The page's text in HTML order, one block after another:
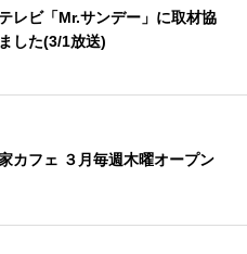
レビ「Mr.サンデー」に取材協
した(3/1放送)
カフェ ３月毎週木曜オープン